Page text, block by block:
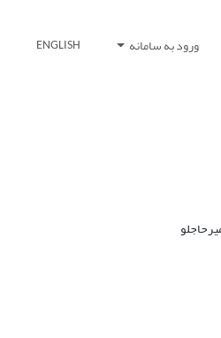
ورود به سامانه ENGLISH